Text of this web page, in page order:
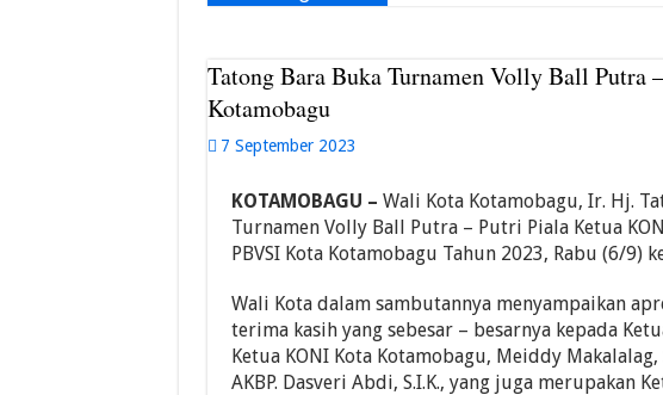
Tatong Bara Buka Turnamen Volly Ball Putra
Kotamobagu
7 September 2023
KOTAMOBAGU – Wali Kota Kotamobagu, Ir. Hj.
Turnamen Volly Ball Putra – Putri Piala Ketua
PBVSI Kota Kotamobagu Tahun 2023, Rabu (6/9)
Wali Kota dalam sambutannya menyampaikan
terima kasih yang sebesar – besarnya kepada
Ketua KONI Kota Kotamobagu, Meiddy
AKBP. Dasveri Abdi, S.I.K., yang juga merupakan